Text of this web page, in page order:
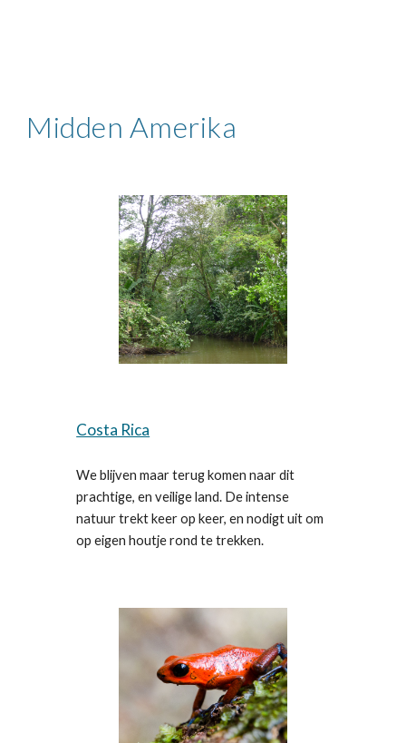
Midden Amerika
Costa Rica
We blijven maar terug komen naar dit
prachtige, en veilige land. De intense
natuur trekt keer op keer, en nodigt uit om
op eigen houtje rond te trekken.